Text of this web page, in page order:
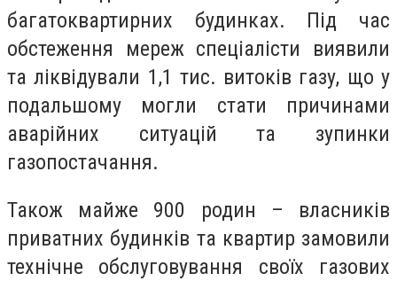
багатоквартирних будинках. Під час
обстеження мереж спеціалісти виявили
та ліквідували 1,1 тис. витоків газу, що у
подальшому могли стати причинами
аварійних ситуацій та зупинки
газопостачання.
Також майже 900 родин – власників
приватних будинків та квартир замовили
технічне обслуговування своїх газових